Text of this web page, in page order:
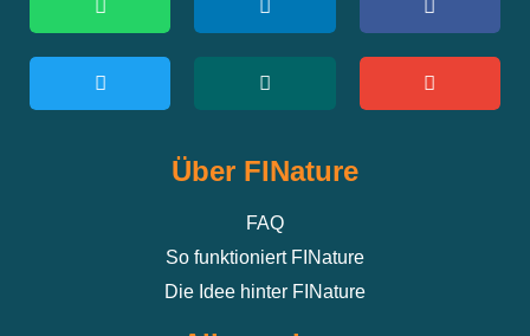
Über FINature
FAQ
So funktioniert FINature
Die Idee hinter FINature